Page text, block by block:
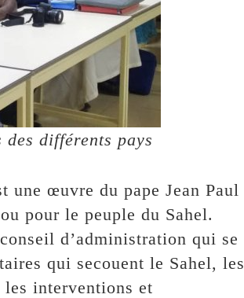
des différents pays
une œuvre du pape Jean Paul
pour le peuple du Sahel.
d’administration qui se
qui secouent le Sahel, les
les interventions et